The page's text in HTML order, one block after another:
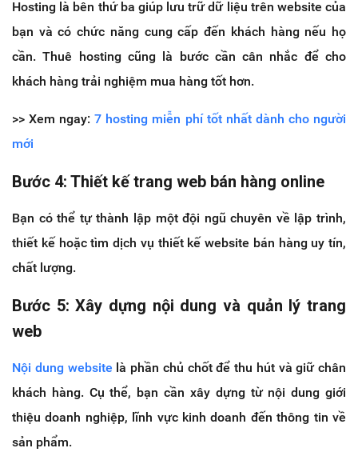
Hosting là bên thứ ba giúp lưu trữ dữ liệu trên website của
bạn và có chức năng cung cấp đến khách hàng nếu họ
cần. Thuê hosting cũng là bước cần cân nhắc để cho
khách hàng trải nghiệm mua hàng tốt hơn.
>> Xem ngay:7 hosting miễn phí tốt nhất dành cho người
mới
Bước 4: Thiết kế trang web bán hàng online
Bạn có thể tự thành lập một đội ngũ chuyên về lập trình,
thiết kế hoặc tìm dịch vụ thiết kế website bán hàng uy tín,
chất lượng.
Bước 5: Xây dựng nội dung và quản lý trang
web
Nội dung website là phần chủ chốt để thu hút và giữ chân
khách hàng. Cụ thể, bạn cần xây dựng từ nội dung giới
thiệu doanh nghiệp, lĩnh vực kinh doanh đến thông tin về
sản phẩm.